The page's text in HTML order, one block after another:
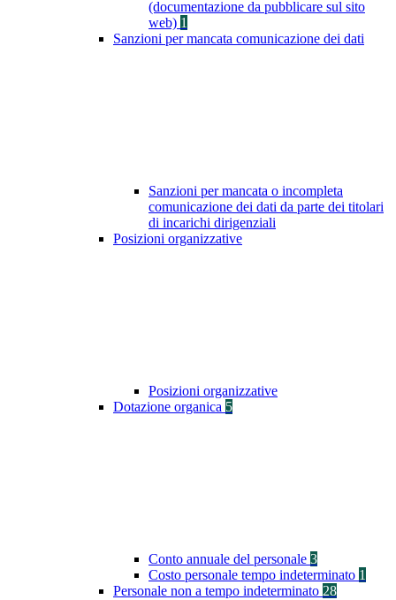
(documentazione da pubblicare sul sito
web) 1
Sanzioni per mancata comunicazione dei dati
Sanzioni per mancata o incompleta
comunicazione dei dati da parte dei titolari
di incarichi dirigenziali
Posizioni organizzative
Posizioni organizzative
Dotazione organica 5
Conto annuale del personale 3
Costo personale tempo indeterminato 1
Personale non a tempo indeterminato 28